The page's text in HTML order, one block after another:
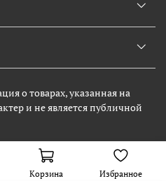
о товарах, указанная на
и не является публичной
Корзина Избранное